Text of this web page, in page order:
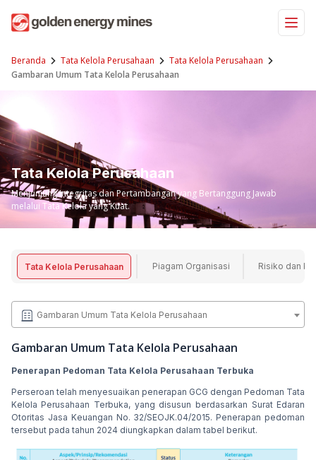
Beranda Tata Kelola Perusahaan
Tata Kelola Perusahaan
Gambaran Umum Tata Kelola Perusahaan
Tata Kelola Perusahaan
Menjunjung Integritas dan Pertambangan yang Bertanggung Jawab
melalui Tata Kelola yang Kuat.
Tata Kelola Perusahaan Piagam Organisasi Risiko dan
Gambaran Umum Tata Kelola Perusahaan
Gambaran Umum Tata Kelola Perusahaan
Penerapan Pedoman Tata Kelola Perusahaan Terbuka
Perseroan telah menyesuaikan penerapan GCG dengan Pedoman Tata
Kelola Perusahaan Terbuka, yang disusun berdasarkan Surat Edaran
Otoritas Jasa Keuangan No. 32/SEOJK.04/2015. Penerapan pedoman
tersebut pada tahun 2024 diungkapkan dalam tabel berikut.